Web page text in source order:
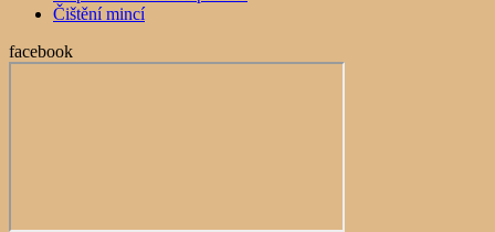
Čištění mincí
facebook